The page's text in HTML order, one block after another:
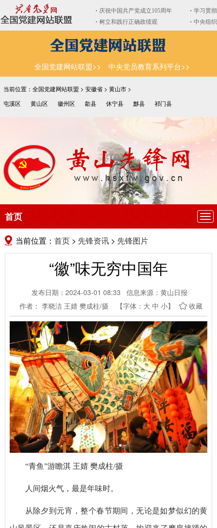
全国党建网站联盟>> 中央党员教育系列平台>>
当前位置：全国党建网站联盟 > 安徽省 > 黄山市 >
屯溪区
黄山区 徽州区 歙县 休宁县 黟县 祁门县
导
首页
当前位置： 首页 > 先锋资讯 > 先锋图片
“徽”味无穷中国年
发布日期：2024-03-01 08:33
信息来源：黄山日报
作者： 李晓洁 王婧 樊成柱/摄
【字体： 大 中 小】 收藏
“青鱼”游瞻淇 王婧 樊成柱/摄
人间烟火气，最是年味时。
从除夕到元宵，整个春节期间，无论是如梦似幻的黄